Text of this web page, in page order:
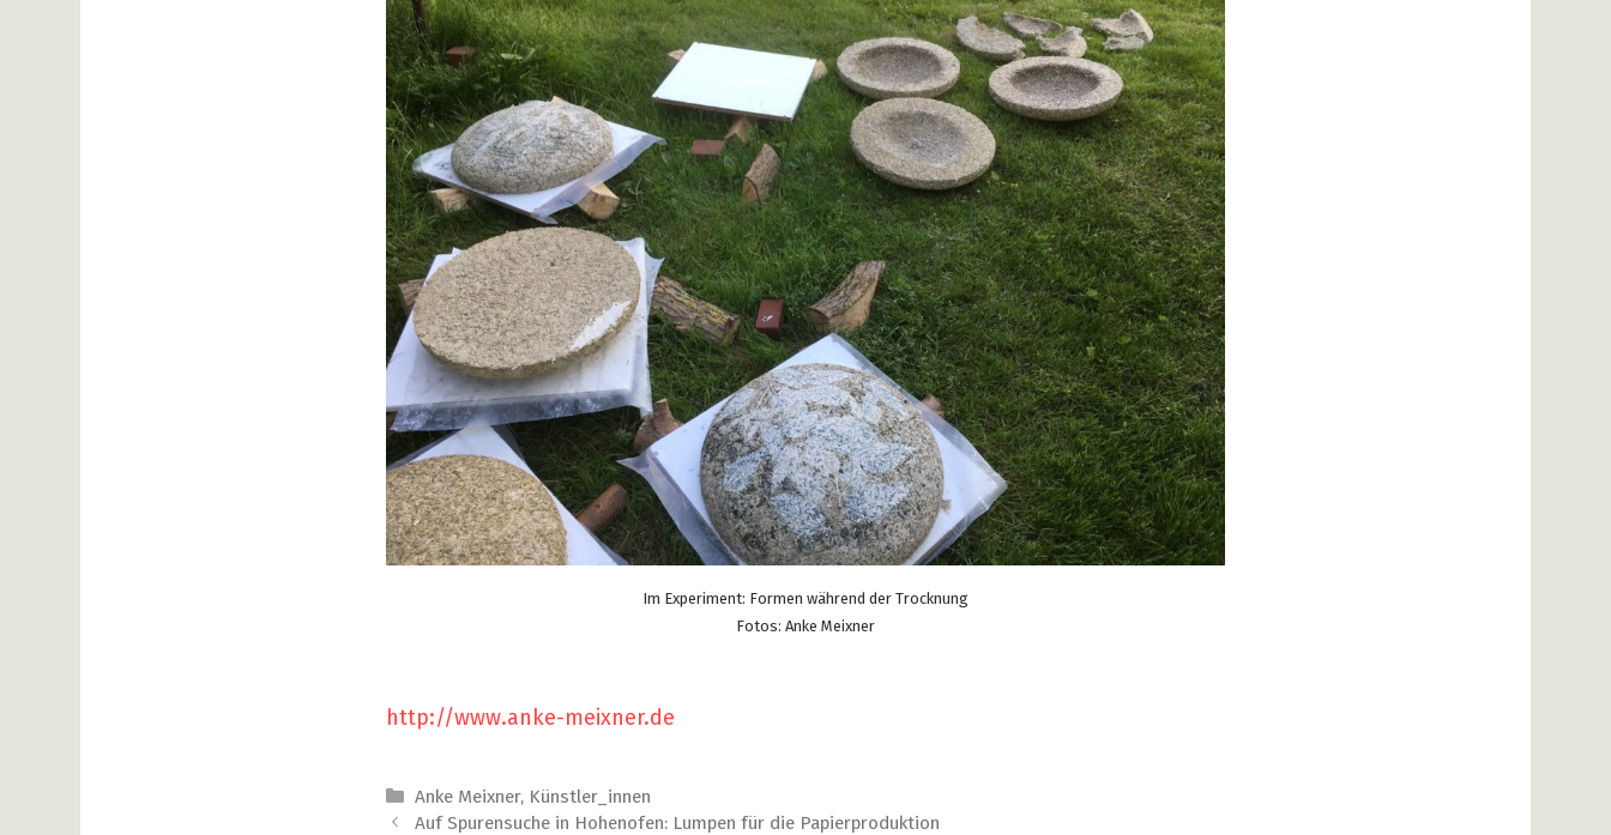
Im Experiment: Formen während der Trocknung
Fotos: Anke Meixner
http://www.anke-meixner.de
Kategorien
Anke Meixner, Künstler_innen
Beitrags-
Auf Spurensuche in Hohenofen: Lumpen für die Papierproduktion